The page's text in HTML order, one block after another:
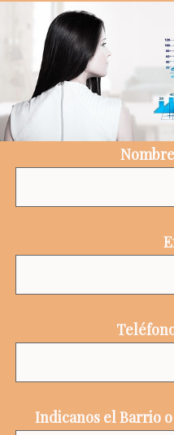
Indicanos el Barrio